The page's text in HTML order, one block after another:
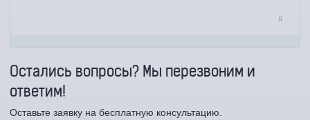
Остались вопросы? Мы перезвоним и
ответим!
Оставьте заявку на бесплатную консультацию.